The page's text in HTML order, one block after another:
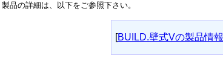
製品の詳細は、以下をご参照下さい。
[BUILD.壁式Vの製品情報